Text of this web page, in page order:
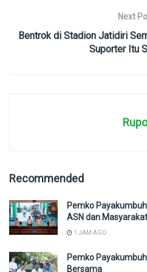
Next
Bentrok di Stadion Jatidiri
Suporter Itu
Recommended
Pemko
ASN dan Masyarakat
1 JAM AGO
Pemko
Bersama